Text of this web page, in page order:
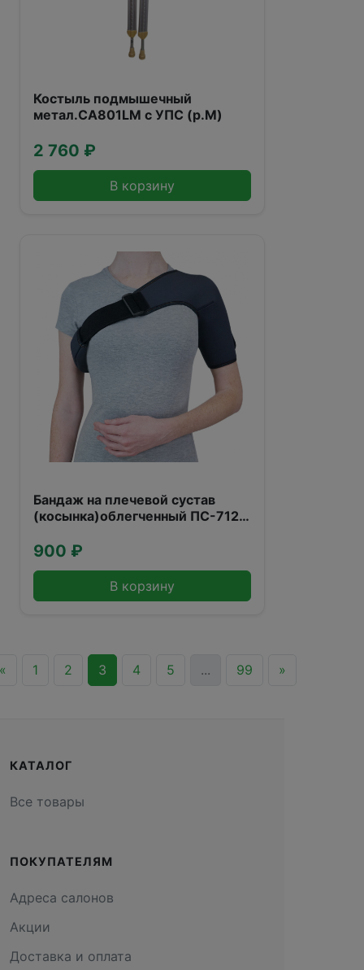
Костыль подмышечный
метал.CA801LМ с УПС (р.М)
2 760 ₽
В корзину
Бандаж на плечевой сустав
(косынка)облегченный ПС-712
900 ₽
В корзину
1 2 3 4 5 ... 99 »
КАТАЛОГ
Все товары
ПОКУПАТЕЛЯМ
Адреса салонов
Акции
Доставка и оплата